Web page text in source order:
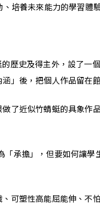
培養未來能力的學習體
歷史及得主外，設了一
」後，把個人作品留在
了近似竹蜻蜓的具象作
承擔」，但要如何讓學
可塑性高能屈能伸、不